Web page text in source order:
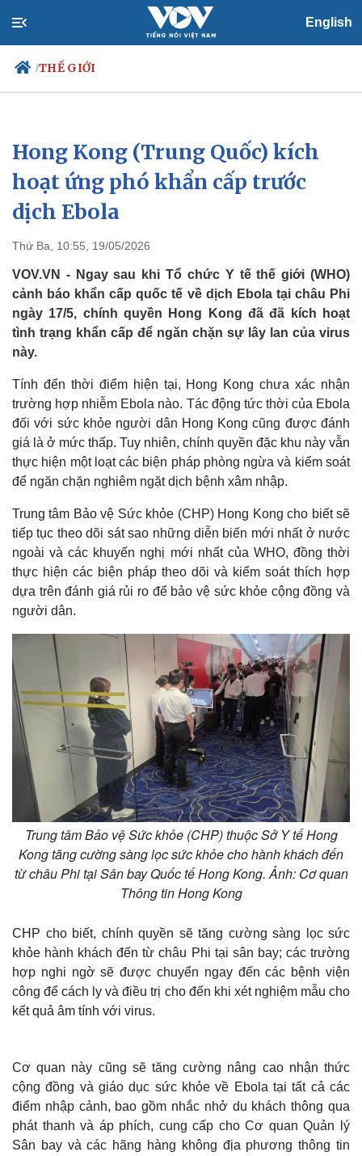
English
/THẾ GIỚI
Chính trị
Tổ chức nhân sự
Quốc hội
Nhận diện sự thật
Xã hội
Tin 24h
Dự báo thời tiết
Hong Kong (Trung Quốc) kích
hoạt ứng phó khẩn cấp trước
dịch Ebola
Thứ Ba, 10:55, 19/05/2026
VOV.VN - Ngay sau khi Tổ chức Y tế thế giới (WHO)
cảnh báo khẩn cấp quốc tế về dịch Ebola tại châu Phi
ngày 17/5, chính quyền Hong Kong đã đã kích hoạt
tình trạng khẩn cấp để ngăn chặn sự lây lan của virus
này.
Tính đến thời điểm hiện tại, Hong Kong chưa xác nhận
trường hợp nhiễm Ebola nào. Tác động tức thời của Ebola
đối với sức khỏe người dân Hong Kong cũng được đánh
giá là ở mức thấp. Tuy nhiên, chính quyền đặc khu này vẫn
thực hiện một loạt các biện pháp phòng ngừa và kiểm soát
để ngăn chặn nghiêm ngặt dịch bệnh xâm nhập.
Trung tâm Bảo vệ Sức khỏe (CHP) Hong Kong cho biết sẽ
tiếp tục theo dõi sát sao những diễn biến mới nhất ở nước
ngoài và các khuyến nghị mới nhất của WHO, đồng thời
thực hiện các biện pháp theo dõi và kiểm soát thích hợp
dựa trên đánh giá rủi ro để bảo vệ sức khỏe cộng đồng và
người dân.
Trung tâm Bảo vệ Sức khỏe (CHP) thuộc Sở Y tế Hong
Kong tăng cường sàng lọc sức khỏe cho hành khách đến
từ châu Phi tại Sân bay Quốc tế Hong Kong. Ảnh: Cơ quan
Thông tin Hong Kong
CHP cho biết, chính quyền sẽ tăng cường sàng lọc sức
khỏe hành khách đến từ châu Phi tại sân bay; các trường
hợp nghi ngờ sẽ được chuyển ngay đến các bệnh viện
công để cách ly và điều trị cho đến khi xét nghiệm mẫu cho
kết quả âm tính với virus.
Cơ quan này cũng sẽ tăng cường nâng cao nhận thức
cộng đồng và giáo dục sức khỏe về Ebola tại tất cả các
điểm nhập cảnh, bao gồm nhắc nhở du khách thông qua
phát thanh và áp phích, cung cấp cho Cơ quan Quản lý
Sân bay và các hãng hàng không địa phương thông tin